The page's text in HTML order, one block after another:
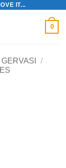
IT...
0
/